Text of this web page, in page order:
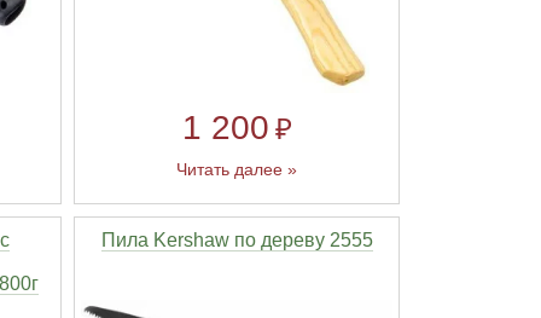
1 200 ₽
Читать далее »
Пила Kershaw по дереву 2555